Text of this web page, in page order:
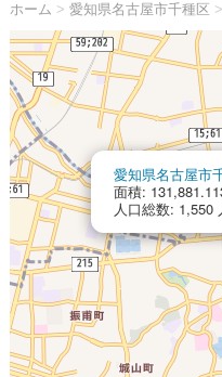
ホーム > 愛知県名古屋市千種区 >
愛知県名古屋市
面積:
人口総数: